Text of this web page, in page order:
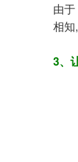
由
相
3、